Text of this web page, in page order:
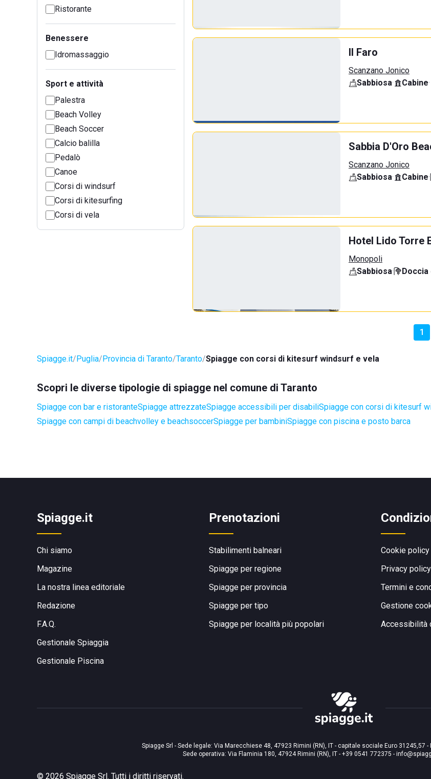
Ristorante
Benessere
Idromassaggio
Sport e attività
Palestra
Beach Volley
Beach Soccer
Calcio balilla
Pedalò
Canoe
Corsi di windsurf
Corsi di kitesurfing
Corsi di vela
Il Faro
Scanzano Jonico
Sabbiosa· Cabine·
Sabbia D'Oro
Scanzano Jonico
Sabbiosa· Cabine·
Hotel Lido Torre
Monopoli
Sabbiosa· Doccia
1
Spiagge.it Puglia Provincia di Taranto Taranto Spiagge con corsi di kitesurf windsurf e vela
Scopri le diverse tipologie di spiagge nel comune di Taranto
Spiagge con bar e ristoranteSpiagge attrezzateSpiagge accessibili per disabiliSpiagge con corsi di kitesurf
Spiagge con campi di beachvolley e beachsoccerSpiagge per bambiniSpiagge con piscina e posto barca
Spiagge.it
Chi siamo
Magazine
La nostra linea editoriale
Redazione
F.A.Q.
Gestionale Spiaggia
Gestionale Piscina
Prenotazioni
Stabilimenti balneari
Spiagge per regione
Spiagge per provincia
Spiagge per tipo
Spiagge per località più popolari
Cookie policy
Privacy policy
Termini e
Gestione
Accessibilità
Spiagge Srl - Sede legale: Via Marecchiese 48, 47923 Rimini (RN), IT - capitale sociale Euro
Sede operativa: Via Flaminia 180, 47924 Rimini (RN), IT - +39 0541 772375 -
© 2026 Spiagge Srl. Tutti i diritti riservati.